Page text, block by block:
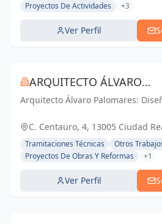
Proyectos De Actividades
+3
Ver Perfil
ARQUITECTO ÁLVARO
PALOMARES
Arquitecto Álvaro Palomares:
C. Centauro, 4, 13005 Ciudad
Tramitaciones Técnicas
Otros
Proyectos De Obras Y Reformas
+1
Ver Perfil